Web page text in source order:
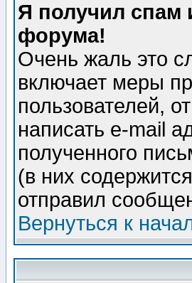
Я получил спам
форума!
Очень жаль это
включает меры
пользователей,
написать e-mail
полученного
(в них
отправил
Вернуться к